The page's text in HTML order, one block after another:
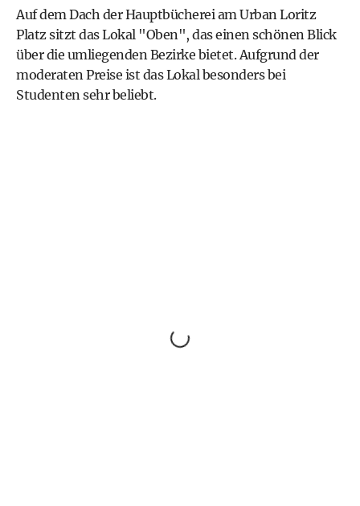
Auf dem Dach der Hauptbücherei am Urban Loritz
Platz sitzt das Lokal "Oben", das einen schönen Blick
über die umliegenden Bezirke bietet. Aufgrund der
moderaten Preise ist das Lokal besonders bei
Studenten sehr beliebt.